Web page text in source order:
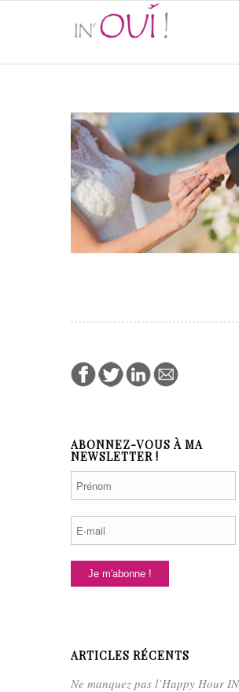
ABONNEZ-VOUS À MA
NEWSLETTER !
ARTICLES RÉCENTS
Ne manquez pas l’Happy Hour